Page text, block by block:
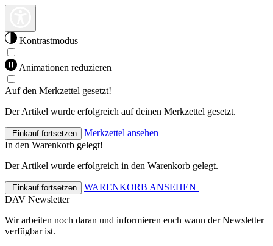
Kontrastmodus
Animationen reduzieren
Auf den Merkzettel gesetzt!
Der Artikel wurde erfolgreich auf deinen Merkzettel gesetzt.
Einkauf fortsetzen
Merkzettel ansehen
In den Warenkorb gelegt!
Der Artikel wurde erfolgreich in den Warenkorb gelegt.
Einkauf fortsetzen
WARENKORB ANSEHEN
DAV Newsletter
Wir arbeiten noch daran und informieren euch wann der Newsletter
verfügbar ist.